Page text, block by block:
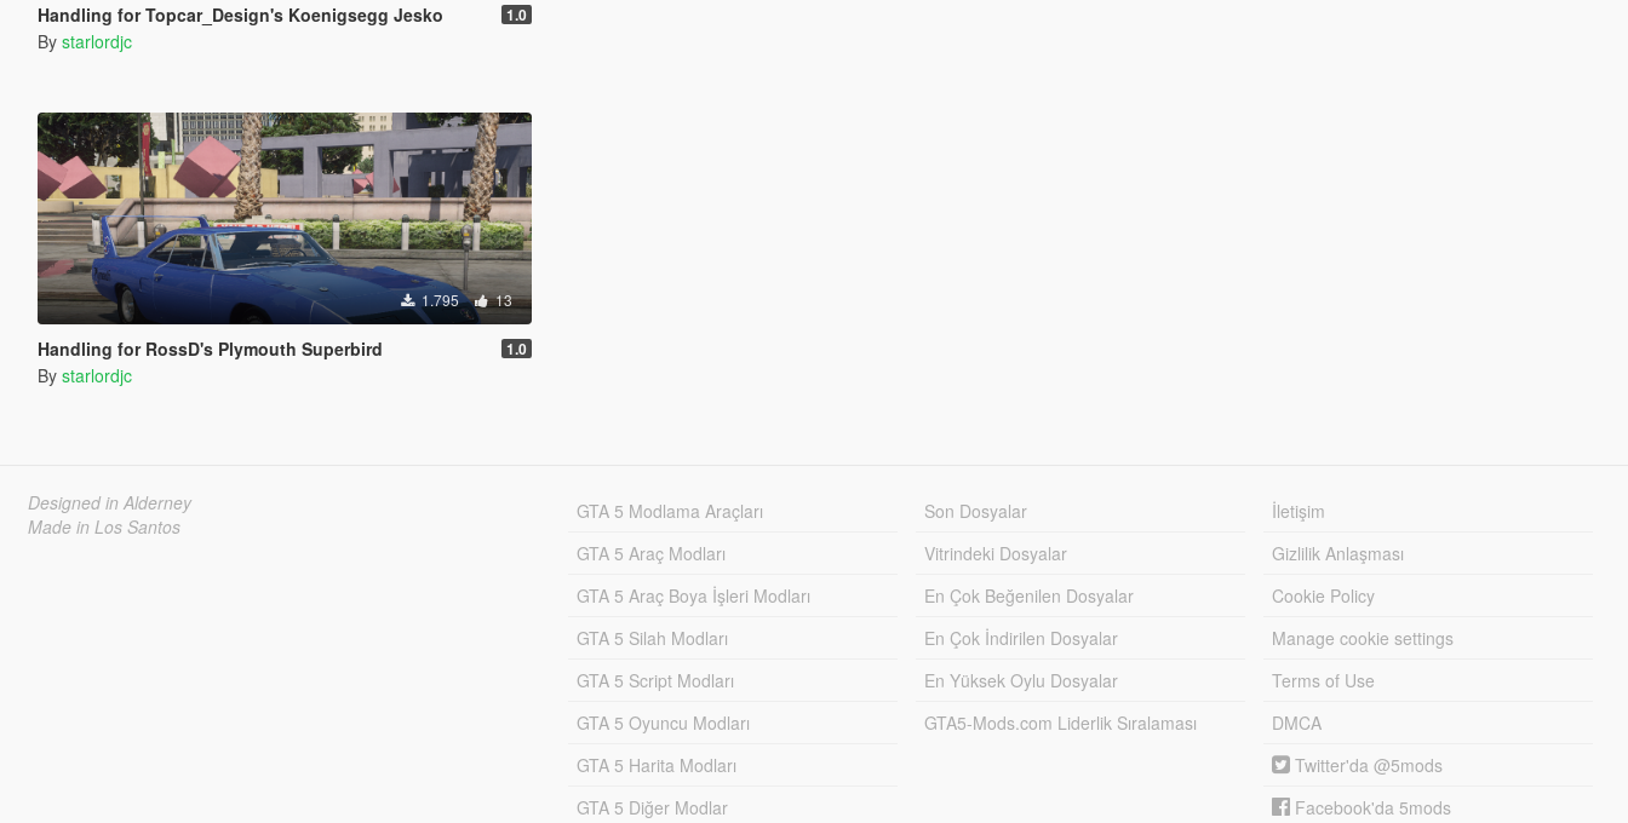
Handling for Topcar_Design's Koenigsegg Jesko 1.0
By starlordjc
1.795 13
Handling for RossD's Plymouth Superbird 1.0
By starlordjc
Designed in Alderney
Made in Los Santos
GTA 5 Modlama Araçları
GTA 5 Araç Modları
GTA 5 Araç Boya İşleri Modları
GTA 5 Silah Modları
GTA 5 Script Modları
GTA 5 Oyuncu Modları
GTA 5 Harita Modları
GTA 5 Diğer Modlar
Son Dosyalar
Vitrindeki Dosyalar
En Çok Beğenilen Dosyalar
En Çok İndirilen Dosyalar
En Yüksek Oylu Dosyalar
GTA5-Mods.com Liderlik Sıralaması
İletişim
Gizlilik Anlaşması
Cookie Policy
Manage cookie settings
Terms of Use
DMCA
Twitter'da @5mods
Facebook'da 5mods